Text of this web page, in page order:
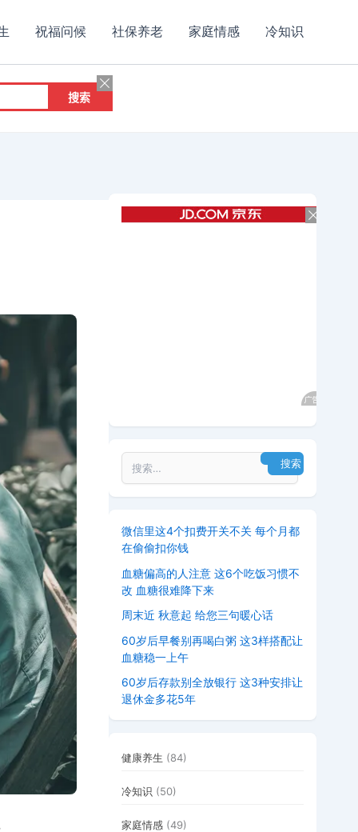
祝福问候 社保养老 家庭情感 冷知识
微信里这4个扣费开关不关 每个月都
在偷偷扣你钱
血糖偏高的人注意 这6个吃饭习惯不
改 血糖很难降下来
周末近 秋意起 给您三句暖心话
60岁后早餐别再喝白粥 这3样搭配让
血糖稳一上午
60岁后存款别全放银行 这3种安排让
退休金多花5年
健康养生 (84)
冷知识 (50)
家庭情感 (49)